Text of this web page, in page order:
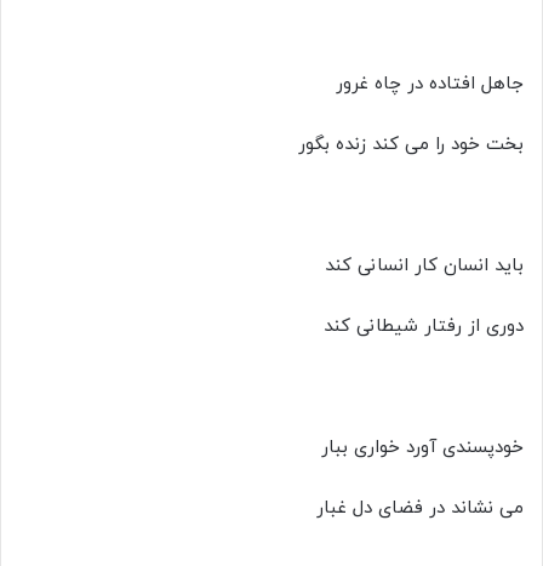
جاهل افتاده در چاه غرور
بخت خود را می کند زنده بگور
باید انسان کار انسانی کند
دوری از رفتار شیطانی کند
خودپسندی آورد خواری ببار
می نشاند در فضای دل غبار